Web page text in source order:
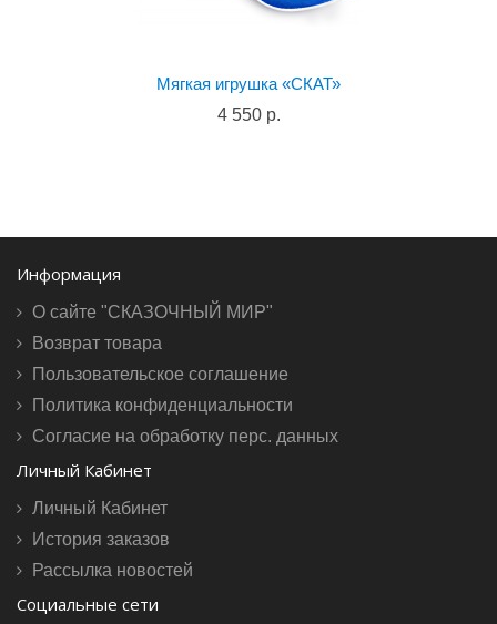
Мягкая игрушка «СКАТ»
4 550 р.
Информация
О сайте "СКАЗОЧНЫЙ МИР"
Возврат товара
Пользовательское соглашение
Политика конфиденциальности
Согласие на обработку перс. данных
Личный Кабинет
Личный Кабинет
История заказов
Рассылка новостей
Социальные сети